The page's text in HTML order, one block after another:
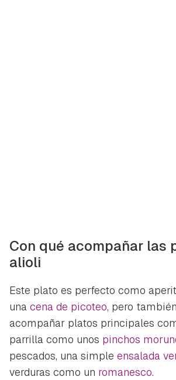
Con qué acompañar las
alioli
Este plato es perfecto como
una cena de picoteo, pero
acompañar platos principales
parrilla como unos pinchos
pescados, una simple ensalada
verduras como un romanesco.